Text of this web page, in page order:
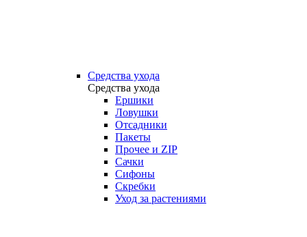
Средства ухода
Средства ухода
Ершики
Ловушки
Отсадники
Пакеты
Прочее и ZIP
Сачки
Сифоны
Скребки
Уход за растениями